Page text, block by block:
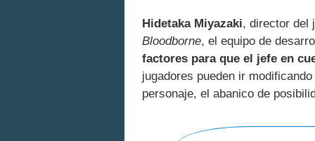
Hidetaka Miyazaki, director del
Bloodborne, el equipo de
factores para que el jefe en
jugadores pueden ir
personaje, el abanico de